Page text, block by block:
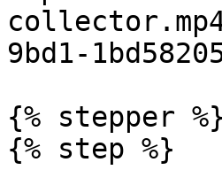
9bd1-
{% stepper %}
{% step %}